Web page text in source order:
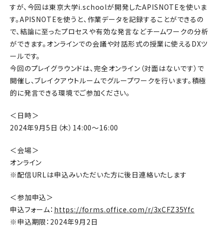
すが、今回は東京大学i.schoolが開発したAPISNOTEを使いま
す。APISNOTEを使うと、作業データを記録することができるの
で、結論に至ったプロセスや有効な発言などチームワークの分析
ができます。オンラインでの会議や対話形式の授業に使えるDXツ
ールです。
今回のプレイグラウンドは、完全オンライン（対面はないです）で
開催し、ブレイクアウトルームでグループワークを行います。積極
的に発言できる環境でご参加ください。
＜日時＞
2024年9月5日（木）14:00～16:00
＜会場＞
オンライン
※配信URLは申込みいただいた方に後日連絡いたします
＜参加申込＞
申込フォーム： https://forms.office.com/r/3xCFZ35Yfc
※申込期限：2024年9月2日